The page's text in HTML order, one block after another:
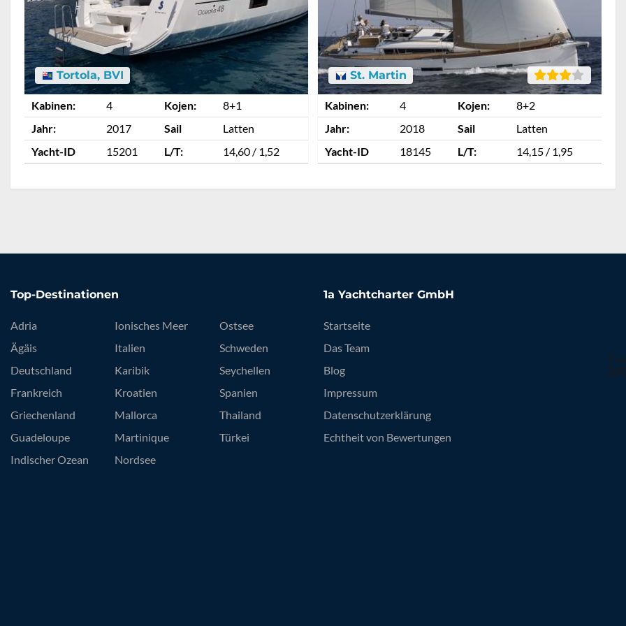
Tortola, BVI
Kabinen: 4 Kojen:
8+1
Jahr:
2017 Sail
Latten
Yacht-ID
15201 L/T: 14,60 / 1,52
St. Martin
Kabinen: 4 Kojen:
8+2
Jahr:
2018 Sail
Latten
Yacht-ID
18145 L/T: 14,15 / 1,95
Top-Destinationen
Adria
Ägäis
Deutschland
Frankreich
Griechenland
Guadeloupe
Indischer Ozean
Ionisches Meer
Italien
Karibik
Kroatien
Mallorca
Martinique
Nordsee
Ostsee
Schweden
Seychellen
Spanien
Thailand
Türkei
1a Yachtcharter GmbH
Startseite
Das Team
Blog
Impressum
Datenschutzerklärung
Echtheit von Bewertungen